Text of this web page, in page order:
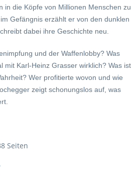
in die Köpfe von Millionen Menschen zu
Gefängnis erzählt er von den dunklen
dabei ihre Geschichte neu.
und der Waffenlobby? Was
mit Karl-Heinz Grasser wirklich? Was ist
Wer profitierte wovon und wie
zeigt schonungslos auf, was
Seiten